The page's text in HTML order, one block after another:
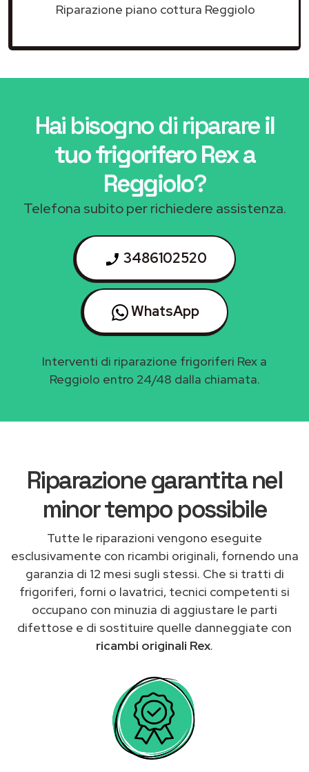
Riparazione piano cottura Reggiolo
Hai bisogno di riparareil
tuo frigorifero Rex a
Reggiolo?
Telefona subito per richiedere assistenza.
3486102520
WhatsApp
Interventi di riparazione frigoriferi Rex a
Reggiolo entro 24/48 dalla chiamata.
Riparazione garantita nel
minor tempo possibile
Tutte le riparazioni vengono eseguite
esclusivamente con ricambi originali, fornendo una
garanzia di 12 mesi sugli stessi. Che si tratti di
frigoriferi, forni o lavatrici, tecnici competenti si
occupano con minuzia di aggiustare le parti
difettose e di sostituire quelle danneggiate con
ricambi originali Rex.